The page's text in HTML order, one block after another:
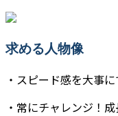
求める人物像
・スピード感を大事
・常にチャレンジ！